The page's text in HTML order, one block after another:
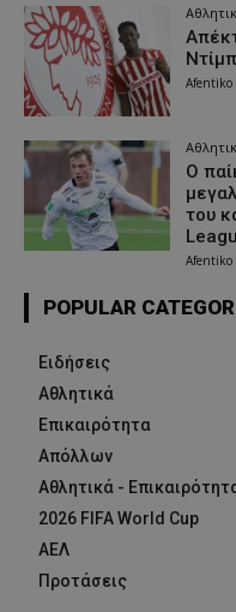
Afentiko
Ο
του
Afentiko
POPULAR
Ειδήσεις
Αθλητικά
Επικαιρότητα
Απόλλων
Αθλητικά -
2026 FIFA World Cup
ΑΕΛ
Προτάσεις